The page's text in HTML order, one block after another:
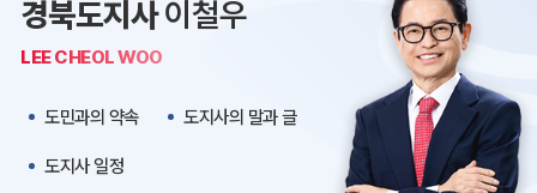
K보듬 6000
정보공개
경북도지사이철우
LEE CHEOL WOO
도민과의 약속 도지사의 말과 글
도지사 일정